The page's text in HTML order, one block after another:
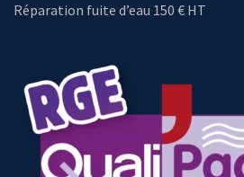
Réparation fuite d’eau 150 € HT